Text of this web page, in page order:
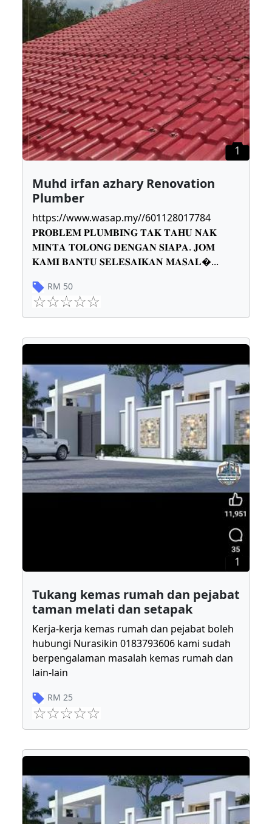
1
Muhd irfan azhary Renovation
Plumber
https://www.wasap.my//601128017784
𝐏𝐑𝐎𝐁𝐋𝐄𝐌 𝐏𝐋𝐔𝐌𝐁𝐈𝐍𝐆 𝐓𝐀𝐊 𝐓𝐀𝐇𝐔 𝐍𝐀𝐊
𝐌𝐈𝐍𝐓𝐀 𝐓𝐎𝐋𝐎𝐍𝐆 𝐃𝐄𝐍𝐆𝐀𝐍 𝐒𝐈𝐀𝐏𝐀. 𝐉𝐎𝐌
𝐊𝐀𝐌𝐈 𝐁𝐀𝐍𝐓𝐔 𝐒𝐄𝐋𝐄𝐒𝐀𝐈𝐊𝐀𝐍 𝐌𝐀𝐒𝐀𝐋...
RM 50
1
Tukang kemas rumah dan pejabat
taman melati dan setapak
Kerja-kerja kemas rumah dan pejabat boleh
hubungi Nurasikin 0183793606 kami sudah
berpengalaman masalah kemas rumah dan
lain-lain
RM 25